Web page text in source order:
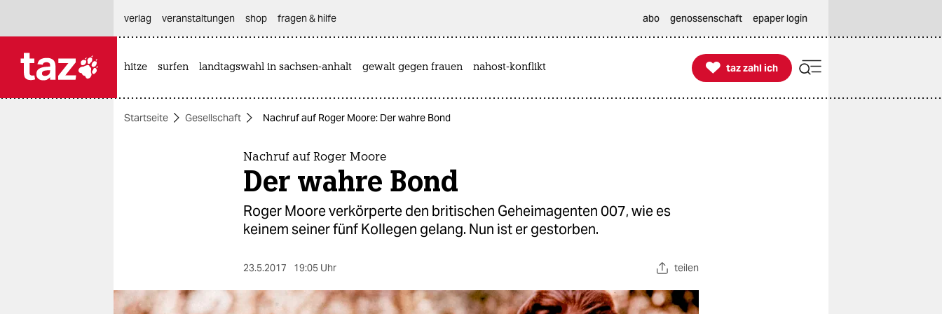
themen
verlag
veranstaltungen shop fragen & hilfe abo genossenschaft epaper login
hitze surfen landtagswahl in sachsen-anhalt gewalt gegen frauen nahost-konflikt 
taz zahl ich
taz zahl ich
Startseite Gesellschaft Nachruf auf Roger Moore: Der wahre Bond
Nachruf auf Roger Moore
Der wahre Bond
Roger Moore verkörperte den britischen Geheimagenten 007, wie es
keinem seiner fünf Kollegen gelang. Nun ist er gestorben.
23.5.2017 19:05 Uhr teilen